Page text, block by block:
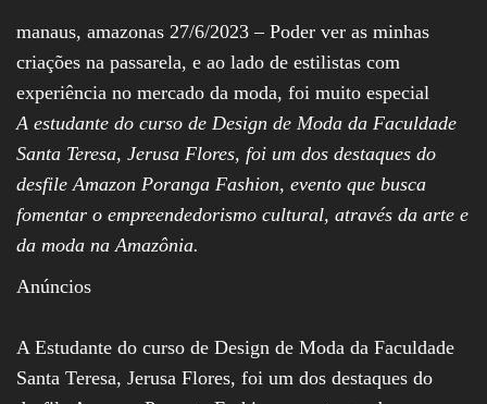
Receitas, Chef, RH,
Empreendedorismo,
Negócios,
Oportunidades,
manaus, amazonas 27/6/2023 – Poder ver as minhas
criações na passarela, e ao lado de estilistas com
experiência no mercado da moda, foi muito especial
A estudante do curso de Design de Moda da Faculdade
Santa Teresa, Jerusa Flores, foi um dos destaques do
desfile Amazon Poranga Fashion, evento que busca
fomentar o empreendedorismo cultural, através da arte e
da moda na Amazônia.
Anúncios
A Estudante do curso de Design de Moda da Faculdade
Santa Teresa, Jerusa Flores, foi um dos destaques do